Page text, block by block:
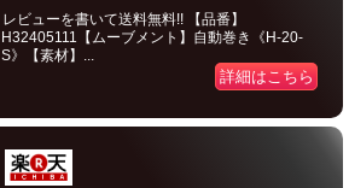
レビューを書いて送料無料!! 【品番】
H32405111【ムーブメント】自動巻き《H-20-
S》【素材】...
詳細はこちら